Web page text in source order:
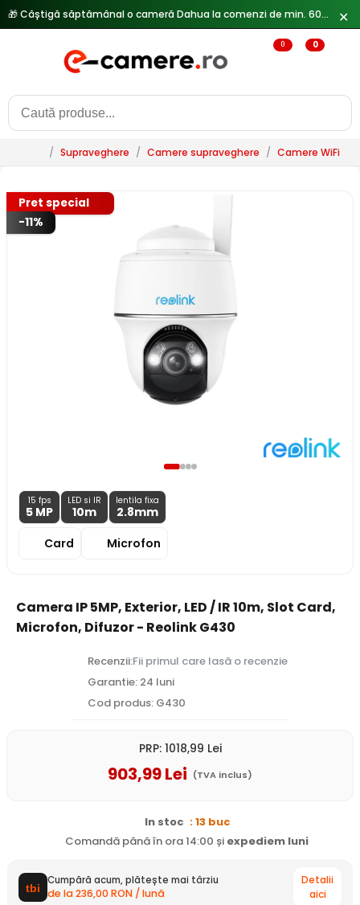
✕
0 0
/ Supraveghere / Camere supraveghere / Camere WiFi &
Pret special
-11%
15 fps
5 MP
LED si IR
10m
lentila fixa
2.8mm
Card
Microfon
Camera IP 5MP, Exterior, LED / IR 10m, Slot Card,
Microfon, Difuzor - Reolink G430
Recenzii:Fii primul care lasă o recenzie
Garantie: 24 luni
Cod produs: G430
PRP: 1018,99 Lei
903,99Lei (TVA inclus)
In stoc : 13 buc
Comandă până în ora 14:00 și expediem luni
Cumpără acum, plătește mai târziu
de la 236,00 RON / lună
Detalii
aici